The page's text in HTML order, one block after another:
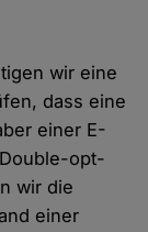
wir eine
dass eine
einer E-
opt-
wir die
einer